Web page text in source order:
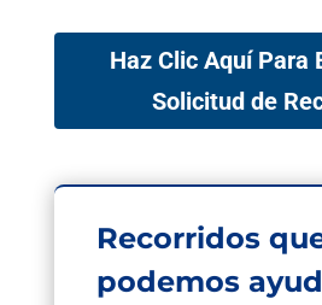
Haz Clic Aquí Para
Solicitud de
Recorridos
podemos